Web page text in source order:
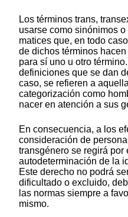
Los términos trans,
usarse como sinónimos
matices que, en todo
de dichos términos
para sí uno u otro
definiciones que se dan
caso, se refieren a
categorización como
nacer en atención a sus
En consecuencia, a los
consideración de
transgénero se regirá por
autodeterminación de la
Este derecho no podrá
dificultado o excluido,
las normas siempre a
mismo.